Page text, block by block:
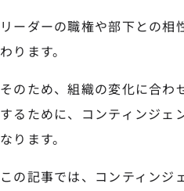
リーダーの職権や部下との相
わります。
そのため、組織の変化に合わ
するために、コンティンジェ
なります。
この記事では、コンティンジ